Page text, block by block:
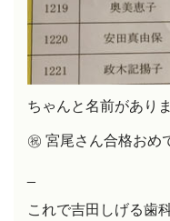
ちゃんと名前があり
㊗️ 宮尾さん合格おめ
これで吉田しげる歯